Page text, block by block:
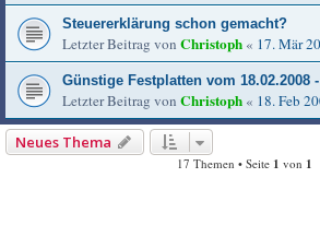
Steuererklärung schon gemacht?
Letzter Beitrag von Christoph « 17. Mär
Günstige Festplatten vom 18.02.2008 -
Letzter Beitrag von Christoph « 18. Feb
Neues Thema
17 Themen • Seite 1 von 1